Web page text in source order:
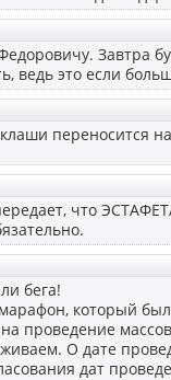
Завтра
ведь это если
переносится
что
бега!
который
на проведение
О дате
дат